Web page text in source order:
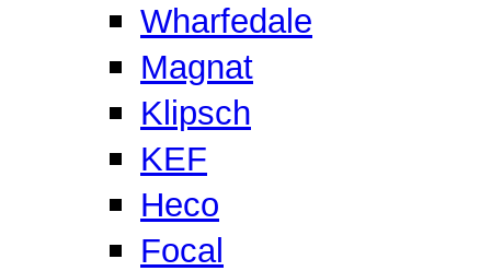
Wharfedale
Magnat
Klipsch
KEF
Heco
Focal